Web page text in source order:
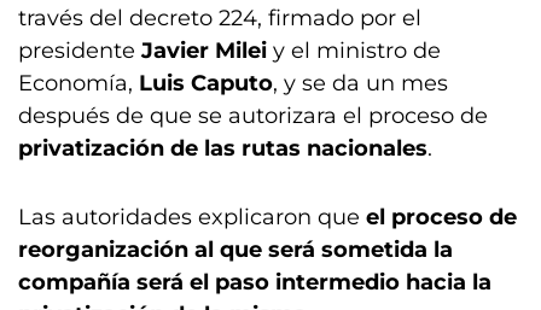
través del decreto 224, firmado por el
presidente Javier Milei y el ministro de
Economía, Luis Caputo, y se da un mes
después de que se autorizara el proceso de
privatización de las rutas nacionales.
Las autoridades explicaron que el proceso de
reorganización al que será sometida la
compañía será el paso intermedio hacia la